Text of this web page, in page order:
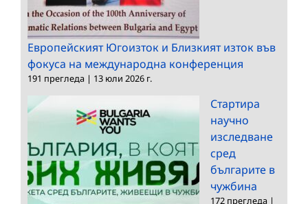
Европейският Югоизток и Близкият изток във
фокуса на международна конференция
191 прегледа | 13 юли 2026 г.
Стартира
научно
изследване
сред
българите в
чужбина
172 прегледа |